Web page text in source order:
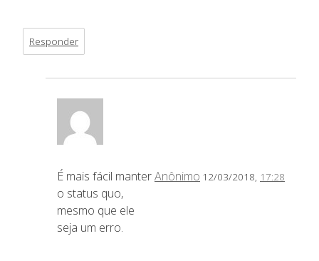
Responder
Anônimo 12/03/2018, 17:28
É mais fácil manter
o status quo,
mesmo que ele
seja um erro.